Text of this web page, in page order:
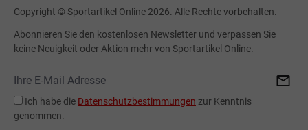
Copyright © Sportartikel Online 2026. Alle Rechte vorbehalten.
Abonnieren Sie den kostenlosen Newsletter und verpassen Sie
keine Neuigkeit oder Aktion mehr von Sportartikel Online.
Ich habe die Datenschutzbestimmungen zur Kenntnis
genommen.